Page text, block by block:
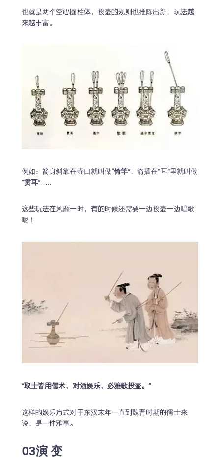
也就是两个空心圆柱体，投壶的规则也推陈出新，玩法越
来越丰富。
例如：箭身斜靠在壶口就叫做“倚竿”，箭插在“耳”里就叫做
“贯耳”……
这些玩法在风靡一时，有的时候还需要一边投壶一边唱歌
呢！
“取士皆用儒术，对酒娱乐，必雅歌投壶。”
这样的娱乐方式对于东汉末年一直到魏晋时期的儒士来
说，是一件雅事。
03演 变